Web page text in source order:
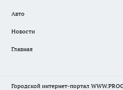
Авто
Новости
Главная
Городской интернет-портал